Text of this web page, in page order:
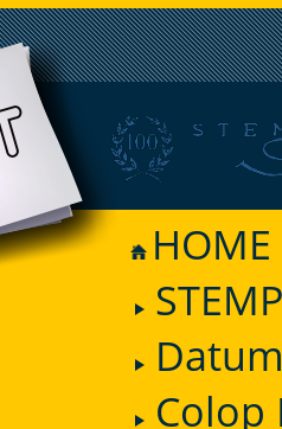
HOME
Colop